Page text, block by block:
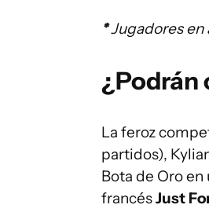
*Jugadores en
¿Podrán
La feroz
partidos),
Bota de Oro
francésJust